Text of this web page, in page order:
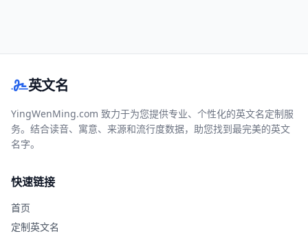
英文名
YingWenMing.com 致力于为您提供专业、个性化的英文名定制服
务。结合读音、寓意、来源和流行度数据，助您找到最完美的英文
名字。
快速链接
首页
定制英文名